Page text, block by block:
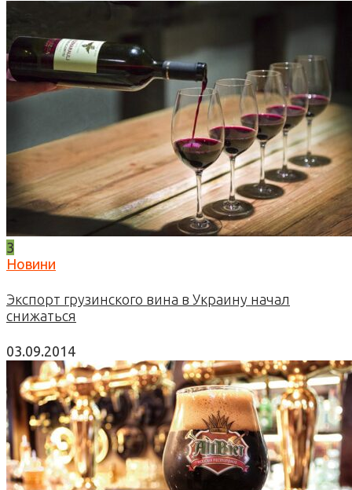
3
Новини
Экспорт грузинского вина в Украину начал
снижаться
03.09.2014